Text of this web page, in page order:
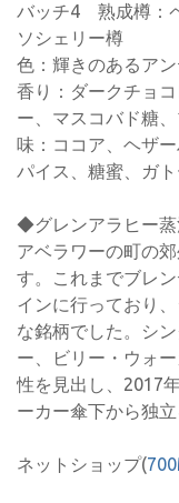
バッチ4 熟成樽：
ソシェリー樽
色：輝きのあるア
香り：ダークチョ
ー、マスコバド糖
味：ココア、ヘザ
パイス、糖蜜、ガ
◆グレンアラヒー
アベラワーの町の
す。これまでブレ
インに行っており
な銘柄でした。シ
ー、ビリー・ウォ
性を見出し、2017
ーカー傘下から独立
ネットショップ(